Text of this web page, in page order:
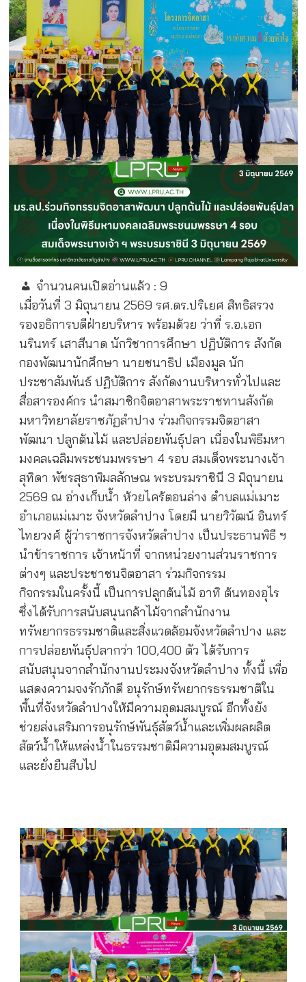
จำนวนคนเปิดอ่านแล้ว : 9
เมื่อวันที่ 3 มิถุนายน 2569 รศ.ดร.ปริเยศ สิทธิสรวง
รองอธิการบดีฝ่ายบริหาร พร้อมด้วย ว่าที่ ร.อ.เอก
นรินทร์ เสาสีนาด นักวิชาการศึกษา ปฏิบัติการ สังกัด
กองพัฒนานักศึกษา นายชนาธิป เมืองมูล นัก
ประชาสัมพันธ์ ปฏิบัติการ สังกัดงานบริหารทั่วไปและ
สื่อสารองค์กร นำสมาชิกจิตอาสาพระราชทานสังกัด
มหาวิทยาลัยราชภัฏลำปาง ร่วมกิจกรรมจิตอาสา
พัฒนา ปลูกต้นไม้ และปล่อยพันธุ์ปลา เนื่องในพิธีมหา
มงคลเฉลิมพระชนมพรรษา 4 รอบ สมเด็จพระนางเจ้า
สุทิดา พัชรสุธาพิมลลักษณ พระบรมราชินี 3 มิถุนายน
2569 ณ อ่างเก็บน้ำ ห้วยไคร้ตอนล่าง ตำบลแม่เมาะ
อำเภอแม่เมาะ จังหวัดลำปาง โดยมี นายวิวัฒน์ อินทร์
ไทยวงศ์ ผู้ว่าราชการจังหวัดลำปาง เป็นประธานพิธี ฯ
นำข้าราชการ เจ้าหน้าที่ จากหน่วยงานส่วนราชการ
ต่างๆ และประชาชนจิตอาสา ร่วมกิจกรรม
กิจกรรมในครั้งนี้ เป็นการปลูกต้นไม้ อาทิ ต้นทองอุไร
ซึ่งได้รับการสนับสนุนกล้าไม้จากสำนักงาน
ทรัพยากรธรรมชาติและสิ่งแวดล้อมจังหวัดลำปาง และ
การปล่อยพันธุ์ปลากว่า 100,400 ตัว ได้รับการ
สนับสนุนจากสำนักงานประมงจังหวัดลำปาง ทั้งนี้ เพื่อ
แสดงความจงรักภักดี อนุรักษ์ทรัพยากรธรรมชาติใน
พื้นที่จังหวัดลำปางให้มีความอุดมสมบูรณ์ อีกทั้งยัง
ช่วยส่งเสริมการอนุรักษ์พันธุ์สัตว์น้ำและเพิ่มผลผลิต
สัตว์น้ำให้แหล่งน้ำในธรรมชาติมีความอุดมสมบูรณ์
และยั่งยืนสืบไป